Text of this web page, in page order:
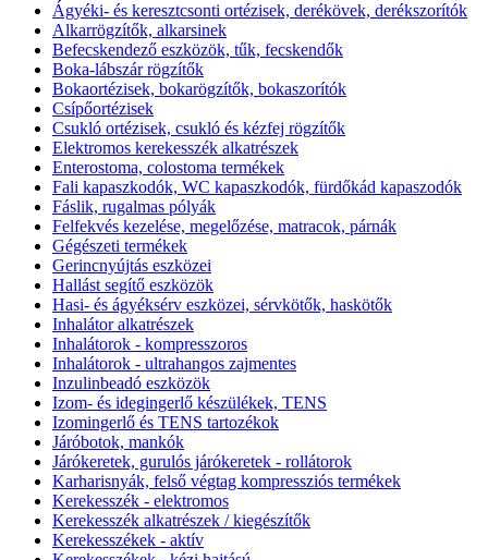
Ágyéki- és keresztcsonti ortézisek, derékövek, derékszorítók
Alkarrögzítők, alkarsinek
Befecskendező eszközök, tűk, fecskendők
Boka-lábszár rögzítők
Bokaortézisek, bokarögzítők, bokaszorítók
Csípőortézisek
Csukló ortézisek, csukló és kézfej rögzítők
Elektromos kerekesszék alkatrészek
Enterostoma, colostoma termékek
Fali kapaszkodók, WC kapaszkodók, fürdőkád kapaszodók
Fáslik, rugalmas pólyák
Felfekvés kezelése, megelőzése, matracok, párnák
Gégészeti termékek
Gerincnyújtás eszközei
Hallást segítő eszközök
Hasi- és ágyéksérv eszközei, sérvkötők, haskötők
Inhalátor alkatrészek
Inhalátorok - kompresszoros
Inhalátorok - ultrahangos zajmentes
Inzulinbeadó eszközök
Izom- és idegingerlő készülékek, TENS
Izomingerlő és TENS tartozékok
Járóbotok, mankók
Járókeretek, gurulós járókeretek - rollátorok
Karharisnyák, felső végtag kompressziós termékek
Kerekesszék - elektromos
Kerekesszék alkatrészek / kiegészítők
Kerekesszékek - aktív